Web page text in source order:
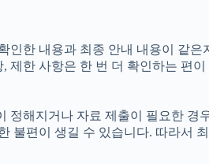
인한 내용과 최종 안내 내용이 같
제한 사항은 한 번 더 확인하는 편
정해지거나 자료 제출이 필요한 경
불편이 생길 수 있습니다. 따라서